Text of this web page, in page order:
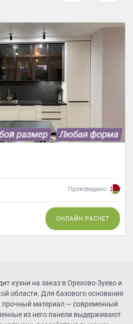
Произведено:
ОНЛАЙН РАСЧЕТ
кухни на заказ в Орехово-Зуево и
области. Для базового основания
прочный материал — современный
из него панели выдерживают